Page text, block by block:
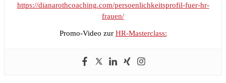
https://dianarothcoaching.com/persoenlichkeitsprofil-fuer-hr-
frauen/
Promo-Video zur HR-Masterclass: